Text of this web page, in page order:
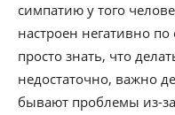
симпатию у того
настроен негативно
просто знать, что
недостаточно, важно
бывают проблемы из-